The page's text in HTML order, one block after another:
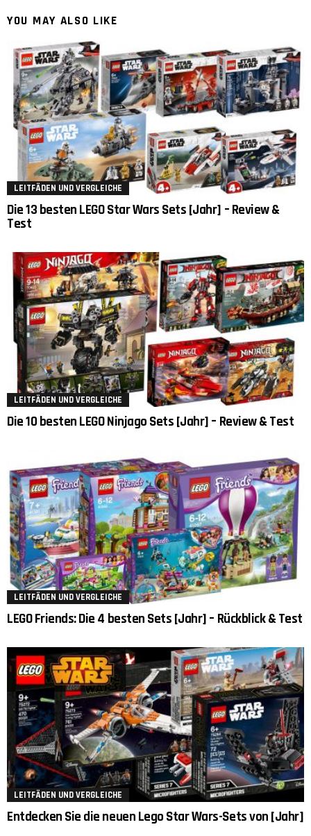
YOU MAY ALSO LIKE
LEITFÄDEN UND VERGLEICHE
Die 13 besten LEGO Star Wars Sets [Jahr] – Review &
Test
LEITFÄDEN UND VERGLEICHE
Die 10 besten LEGO Ninjago Sets [Jahr] – Review & Test
LEITFÄDEN UND VERGLEICHE
LEGO Friends: Die 4 besten Sets [Jahr] – Rückblick & Test
LEITFÄDEN UND VERGLEICHE
Entdecken Sie die neuen Lego Star Wars-Sets von [Jahr]